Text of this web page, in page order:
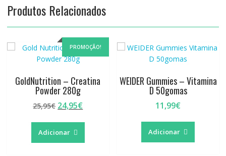
Produtos Relacionados
PROMOÇÃO!
GoldNutrition – Creatina
Powder 280g
25,95€ O
original
era:
24,95€O
Adicionar
WEIDER Gummies – Vitamina
D 50gomas
11,99€
Adicionar